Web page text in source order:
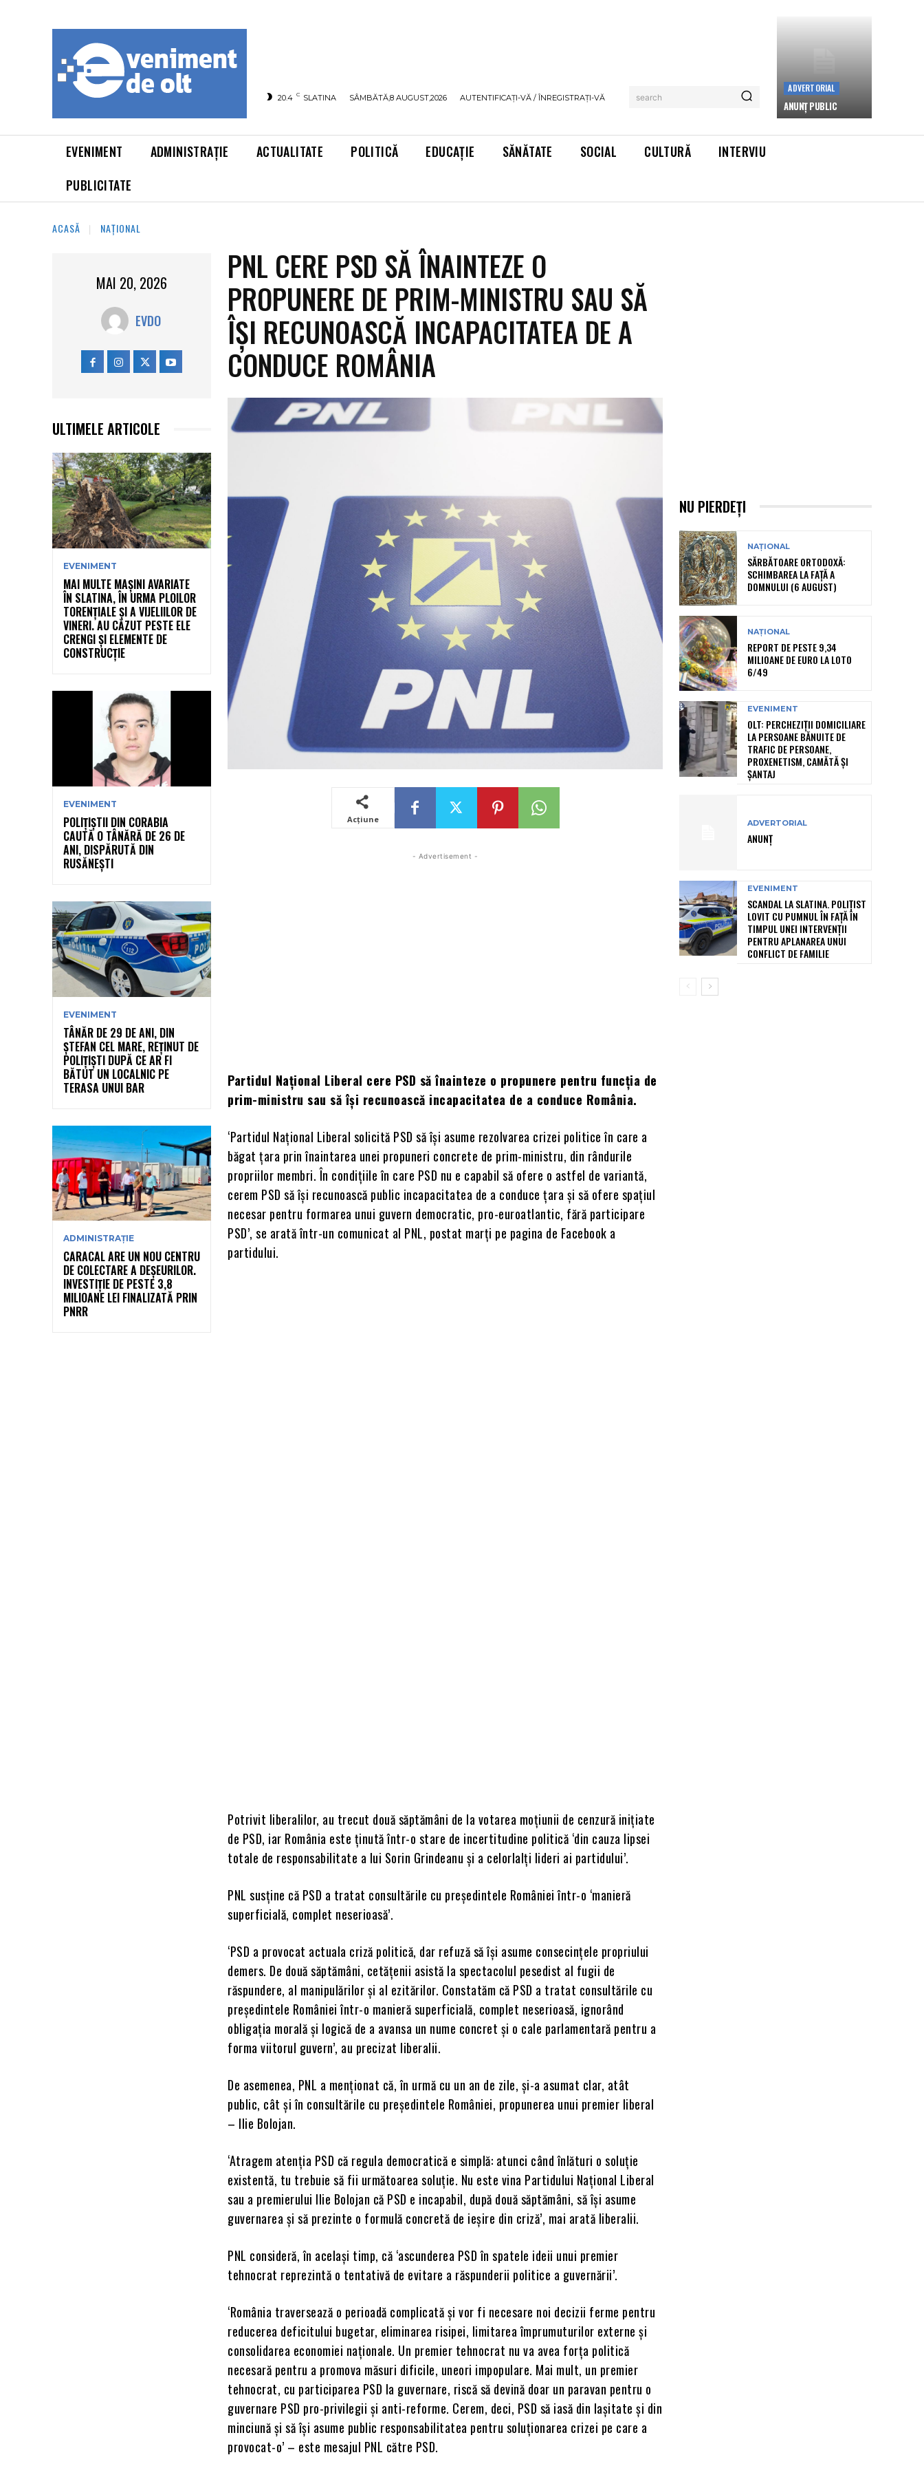
20.4 C SLATINA SÂMBĂTĂ,8 AUGUST,2026 AUTENTIFICAȚI-VĂ / ÎNREGISTRAȚI-VĂ search
ADVERTORIAL
ANUNȚ PUBLIC
EVENIMENT ADMINISTRAȚIE ACTUALITATE POLITICĂ EDUCAȚIE SĂNĂTATE SOCIAL CULTURĂ
INTERVIU
PUBLICITATE
ACASĂ NAȚIONAL
MAI 20, 2026
EVDO
ULTIMELE ARTICOLE
EVENIMENT
MAI MULTE MAȘINI AVARIATE
ÎN SLATINA, ÎN URMA PLOILOR
TORENȚIALE ȘI A VIJELIILOR DE
VINERI. AU CĂZUT PESTE ELE
CRENGI ȘI ELEMENTE DE
CONSTRUCȚIE
EVENIMENT
POLIȚIȘTII DIN CORABIA
CAUTĂ O TÂNĂRĂ DE 26 DE
ANI, DISPĂRUTĂ DIN
RUSĂNEȘTI
EVENIMENT
TÂNĂR DE 29 DE ANI, DIN
ȘTEFAN CEL MARE, REȚINUT DE
POLIȚIȘTI DUPĂ CE AR FI
BĂTUT UN LOCALNIC PE
TERASA UNUI BAR
ADMINISTRAȚIE
CARACAL ARE UN NOU CENTRU
DE COLECTARE A DEȘEURILOR.
INVESTIȚIE DE PESTE 3,8
MILIOANE LEI FINALIZATĂ PRIN
PNRR
PNL CERE PSD SĂ ÎNAINTEZE O
PROPUNERE DE PRIM-MINISTRU SAU SĂ
ÎȘI RECUNOASCĂ INCAPACITATEA DE A
CONDUCE ROMÂNIA
Acțiune
- Advertisement -
Partidul Național Liberal cere PSD să înainteze o propunere pentru funcția de
prim-ministru sau să își recunoască incapacitatea de a conduce România.
‘Partidul Național Liberal solicită PSD să își asume rezolvarea crizei politice în care a
băgat țara prin înaintarea unei propuneri concrete de prim-ministru, din rândurile
propriilor membri. În condițiile în care PSD nu e capabil să ofere o astfel de variantă,
cerem PSD să își recunoască public incapacitatea de a conduce țara și să ofere spațiul
necesar pentru formarea unui guvern democratic, pro-euroatlantic, fără participare
PSD’, se arată într-un comunicat al PNL, postat marți pe pagina de Facebook a
partidului.
Potrivit liberalilor, au trecut două săptămâni de la votarea moțiunii de cenzură inițiate
de PSD, iar România este ținută într-o stare de incertitudine politică ‘din cauza lipsei
totale de responsabilitate a lui Sorin Grindeanu și a celorlalți lideri ai partidului’.
PNL susține că PSD a tratat consultările cu președintele României într-o ‘manieră
superficială, complet neserioasă’.
‘PSD a provocat actuala criză politică, dar refuză să își asume consecințele propriului
demers. De două săptămâni, cetățenii asistă la spectacolul pesedist al fugii de
răspundere, al manipulărilor și al ezitărilor. Constatăm că PSD a tratat consultările cu
președintele României într-o manieră superficială, complet neserioasă, ignorând
obligația morală și logică de a avansa un nume concret și o cale parlamentară pentru a
forma viitorul guvern’, au precizat liberalii.
De asemenea, PNL a menționat că, în urmă cu un an de zile, și-a asumat clar, atât
public, cât și în consultările cu președintele României, propunerea unui premier liberal
– Ilie Bolojan.
‘Atragem atenția PSD că regula democratică e simplă: atunci când înlături o soluție
existentă, tu trebuie să fii următoarea soluție. Nu este vina Partidului Național Liberal
sau a premierului Ilie Bolojan că PSD e incapabil, după două săptămâni, să își asume
guvernarea și să prezinte o formulă concretă de ieșire din criză’, mai arată liberalii.
PNL consideră, în același timp, că ‘ascunderea PSD în spatele ideii unui premier
tehnocrat reprezintă o tentativă de evitare a răspunderii politice a guvernării’.
‘România traversează o perioadă complicată și vor fi necesare noi decizii ferme pentru
reducerea deficitului bugetar, eliminarea risipei, limitarea împrumuturilor externe și
consolidarea economiei naționale. Un premier tehnocrat nu va avea forța politică
necesară pentru a promova măsuri dificile, uneori impopulare. Mai mult, un premier
tehnocrat, cu participarea PSD la guvernare, riscă să devină doar un paravan pentru o
guvernare PSD pro-privilegii și anti-reforme. Cerem, deci, PSD să iasă din lașitate și din
minciună și să își asume public responsabilitatea pentru soluționarea crizei pe care a
provocat-o’ – este mesajul PNL către PSD.
NU PIERDEȚI
NAȚIONAL
SĂRBĂTOARE ORTODOXĂ:
SCHIMBAREA LA FAȚĂ A
DOMNULUI (6 AUGUST)
NAȚIONAL
REPORT DE PESTE 9,34
MILIOANE DE EURO LA LOTO
6/49
EVENIMENT
OLT: PERCHEZIŢII DOMICILIARE
LA PERSOANE BĂNUITE DE
TRAFIC DE PERSOANE,
PROXENETISM, CAMĂTĂ ŞI
ŞANTAJ
ADVERTORIAL
ANUNȚ
EVENIMENT
SCANDAL LA SLATINA. POLIȚIST
LOVIT CU PUMNUL ÎN FAȚĂ ÎN
TIMPUL UNEI INTERVENȚII
PENTRU APLANAREA UNUI
CONFLICT DE FAMILIE